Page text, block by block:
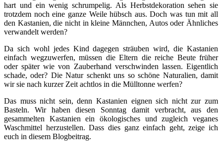
hart und ein wenig schrumpelig. Als Herbstdekoration sehen sie
trotzdem noch eine ganze Weile hübsch aus. Doch was tun mit all
den Kastanien, die nicht in kleine Männchen, Autos oder Ähnliches
verwandelt werden?
Da sich wohl jedes Kind dagegen sträuben wird, die Kastanien
einfach wegzuwerfen, müssen die Eltern die reiche Beute früher
oder später wie von Zauberhand verschwinden lassen. Eigentlich
schade, oder? Die Natur schenkt uns so schöne Naturalien, damit
wir sie nach kurzer Zeit achtlos in die Mülltonne werfen?
Das muss nicht sein, denn Kastanien eignen sich nicht zur zum
Basteln. Wir haben diesen Sonntag damit verbracht, aus den
gesammelten Kastanien ein ökologisches und zugleich veganes
Waschmittel herzustellen. Dass dies ganz einfach geht, zeige ich
euch in diesem Blogbeitrag.